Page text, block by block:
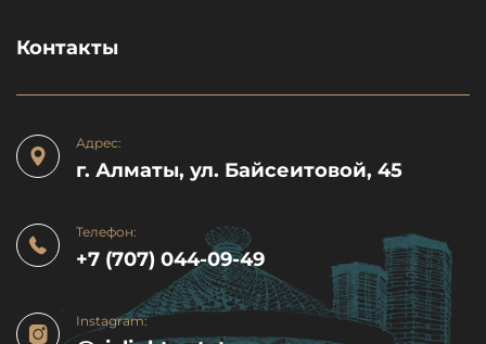
Контакты
Адрес:
г. Алматы, ул. Байсеитовой, 45
Телефон:
+7 (707) 044-09-49
Instagram: